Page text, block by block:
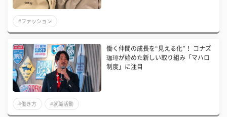
#ファッション
働く仲間の成長を“見える化”！ コナズ
珈琲が始めた新しい取り組み「マハロ
制度」に注目
#働き方 #就職活動